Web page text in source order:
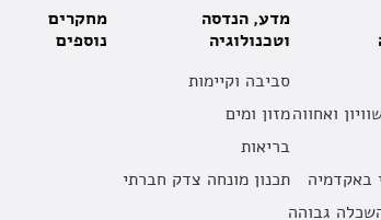
ואחווה
באקדמיה
גבוהה
מדע, הנדסה
וטכנולוגיה
סביבה וקיימות
מזון ומים
בריאות
תכנון מונחה צדק חברתי
מחקרים
נוספים